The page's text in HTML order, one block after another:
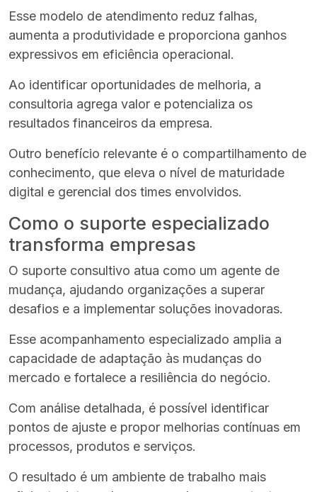
Esse modelo de atendimento reduz falhas,
aumenta a produtividade e proporciona ganhos
expressivos em eficiência operacional.
Ao identificar oportunidades de melhoria, a
consultoria agrega valor e potencializa os
resultados financeiros da empresa.
Outro benefício relevante é o compartilhamento de
conhecimento, que eleva o nível de maturidade
digital e gerencial dos times envolvidos.
Como o suporte especializado
transforma empresas
O suporte consultivo atua como um agente de
mudança, ajudando organizações a superar
desafios e a implementar soluções inovadoras.
Esse acompanhamento especializado amplia a
capacidade de adaptação às mudanças do
mercado e fortalece a resiliência do negócio.
Com análise detalhada, é possível identificar
pontos de ajuste e propor melhorias contínuas em
processos, produtos e serviços.
O resultado é um ambiente de trabalho mais